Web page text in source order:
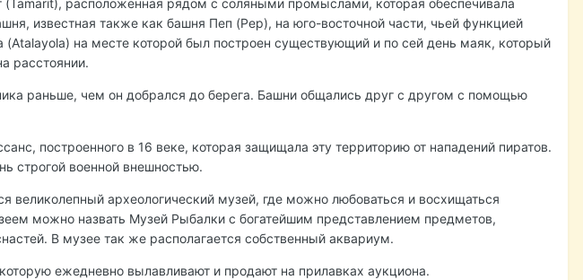
расположенная рядом с соляными промыслами, которая обеспечивала
известная также как башня Пеп (Pep), на юго-восточной части, чьей функцией
на месте которой был построен существующий и по сей день маяк, который
расстоянии.
раньше, чем он добрался до берега. Башни общались друг с другом с помощью
построенного в 16 веке, которая защищала эту территорию от нападений пиратов.
строгой военной внешностью.
великолепный археологический музей, где можно любоваться и восхищаться
можно назвать Музей Рыбалки с богатейшим представлением предметов,
В музее так же располагается собственный аквариум.
ежедневно вылавливают и продают на прилавках аукциона.